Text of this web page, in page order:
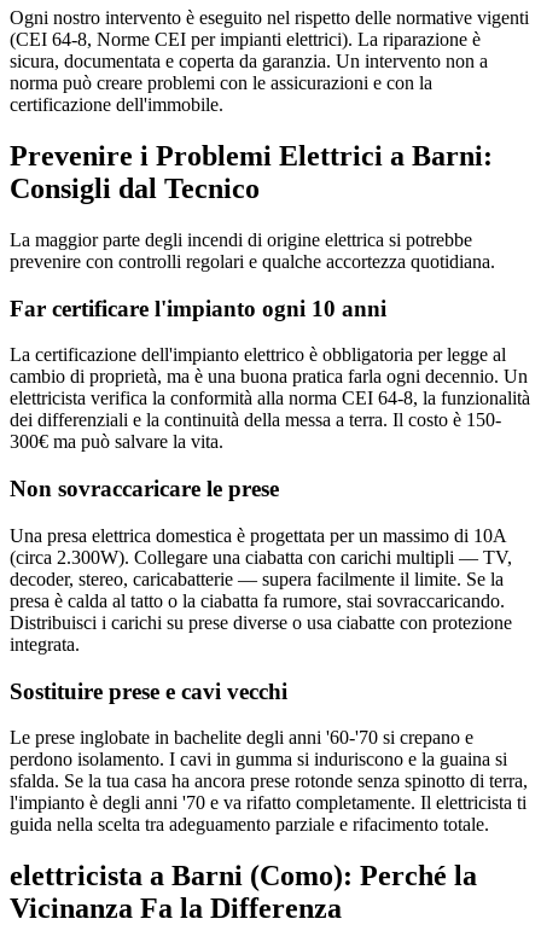
Ogni nostro intervento è eseguito nel rispetto delle normative vigenti
(CEI 64-8, Norme CEI per impianti elettrici). La riparazione è
sicura, documentata e coperta da garanzia. Un intervento non a
norma può creare problemi con le assicurazioni e con la
certificazione dell'immobile.
Prevenire i Problemi Elettrici a Barni:
Consigli dal Tecnico
La maggior parte degli incendi di origine elettrica si potrebbe
prevenire con controlli regolari e qualche accortezza quotidiana.
Far certificare l'impianto ogni 10 anni
La certificazione dell'impianto elettrico è obbligatoria per legge al
cambio di proprietà, ma è una buona pratica farla ogni decennio. Un
elettricista verifica la conformità alla norma CEI 64-8, la funzionalità
dei differenziali e la continuità della messa a terra. Il costo è 150-
300€ ma può salvare la vita.
Non sovraccaricare le prese
Una presa elettrica domestica è progettata per un massimo di 10A
(circa 2.300W). Collegare una ciabatta con carichi multipli — TV,
decoder, stereo, caricabatterie — supera facilmente il limite. Se la
presa è calda al tatto o la ciabatta fa rumore, stai sovraccaricando.
Distribuisci i carichi su prese diverse o usa ciabatte con protezione
integrata.
Sostituire prese e cavi vecchi
Le prese inglobate in bachelite degli anni '60-'70 si crepano e
perdono isolamento. I cavi in gumma si induriscono e la guaina si
sfalda. Se la tua casa ha ancora prese rotonde senza spinotto di terra,
l'impianto è degli anni '70 e va rifatto completamente. Il elettricista ti
guida nella scelta tra adeguamento parziale e rifacimento totale.
elettricista a Barni (Como): Perché la
Vicinanza Fa la Differenza